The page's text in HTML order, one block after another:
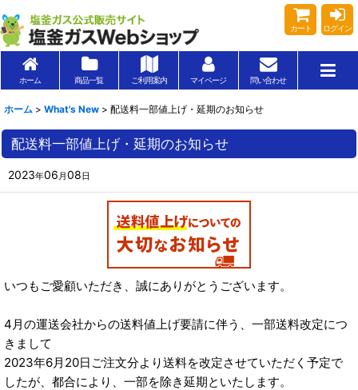
カート ログイン
ホーム 商品一覧 ご利用案内 マイページ 問い合わせ
ホーム > What's New > 配送料一部値上げ・延期のお知らせ
配送料一部値上げ・延期のお知らせ
2023年06 月08日
いつもご愛顧いただき、誠にありがとうございます。
4月の運送会社からの送料値上げ要請に伴う、一部送料改定につ
きまして
2023年6月20日ご注文分より送料を改定させていただく予定で
したが、都合により、一部を除き延期といたします。